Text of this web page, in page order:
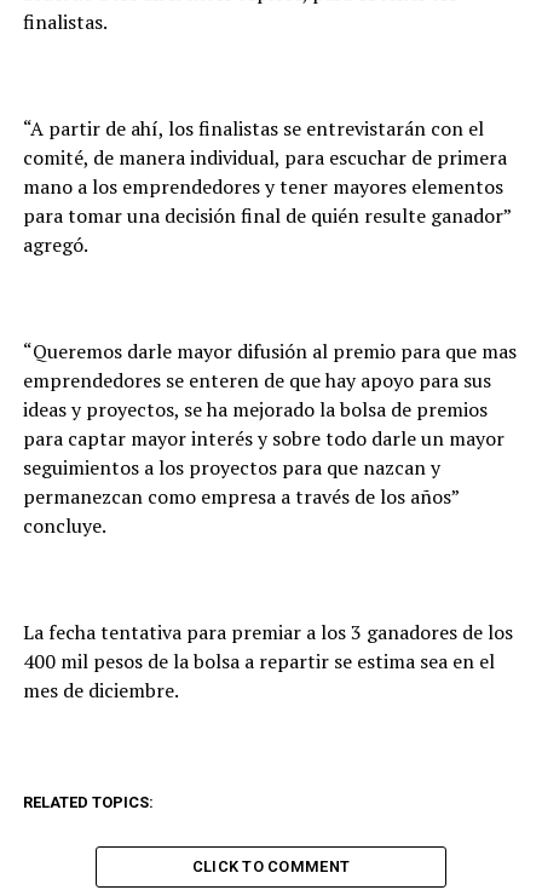
finalistas.
“A partir de ahí, los finalistas se entrevistarán con el
comité, de manera individual, para escuchar de primera
mano a los emprendedores y tener mayores elementos
para tomar una decisión final de quién resulte ganador”
agregó.
“Queremos darle mayor difusión al premio para que mas
emprendedores se enteren de que hay apoyo para sus
ideas y proyectos, se ha mejorado la bolsa de premios
para captar mayor interés y sobre todo darle un mayor
seguimientos a los proyectos para que nazcan y
permanezcan como empresa a través de los años”
concluye.
La fecha tentativa para premiar a los 3 ganadores de los
400 mil pesos de la bolsa a repartir se estima sea en el
mes de diciembre.
RELATED TOPICS:
CLICK TO COMMENT